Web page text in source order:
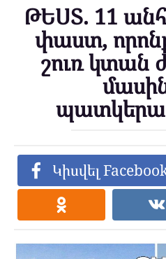
ԹԵՍՏ. 11
փաստ,
շուռ կտան
Կիսվել